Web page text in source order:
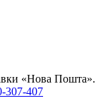
«Нова Пошта».
307-407